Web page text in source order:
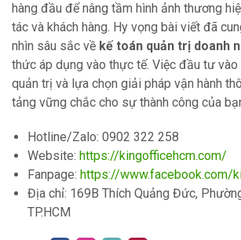
hàng đầu để nâng tầm hình ảnh thương
tác và khách hàng. Hy vọng bài viết đã
nhìn sâu sắc về kế toán quản trị doanh
thức áp dụng vào thực tế. Việc đầu tư vào
quản trị và lựa chọn giải pháp vận hành
tảng vững chắc cho sự thành công của
Hotline/Zalo: 0902 322 258
Website: https://kingofficehcm.com/
Fanpage: https://www.facebook.com/
Địa chỉ: 169B Thích Quảng Đức,
TP.HCM